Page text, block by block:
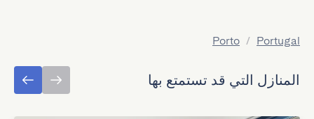
Portugal
/
Porto
المنازل التي قد تستمتع بها